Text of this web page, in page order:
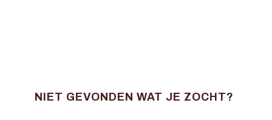
NIET GEVONDEN WAT JE ZOCHT?